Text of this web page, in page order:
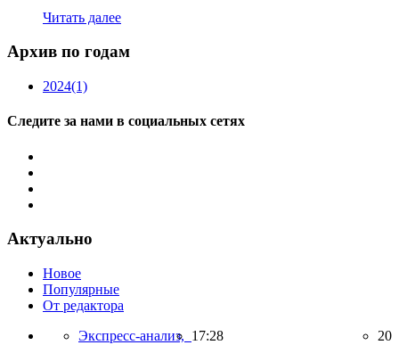
Читать далее
Архив по годам
2024(1)
Следите за нами в социальных сетях
Актуально
Новое
Популярные
От редактора
Экспресс-анализ, 17:28 20